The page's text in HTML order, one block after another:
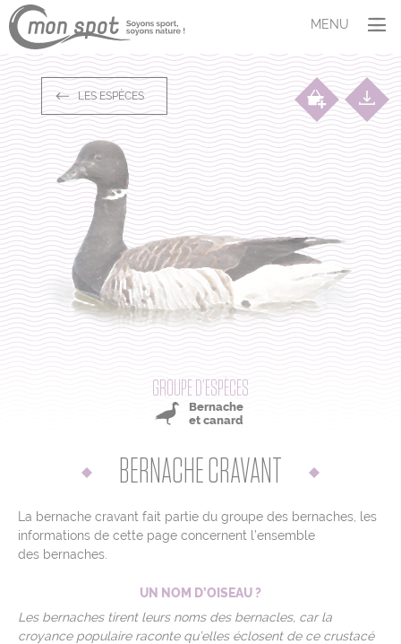
MENU
SITUER
COMPRENDRE
Les espèces
Aires marines protégées
Le dérangement
AGIR
Témoigner
M’adapter
S’investir
ET VOUS ?
Profil
Liens & Partenaires
Crédits photos et cartos
ressources pédagogiques
LES ESPÈCES
GROUPE D’ESPÈCES
Bernache
et canard
BERNACHE CRAVANT
La bernache cravant fait partie du groupe des bernaches, les
informations de cette page concernent l’ensemble
des bernaches.
UN NOM D’OISEAU ?
Les bernaches tirent leurs noms des bernacles, car la
croyance populaire raconte qu’elles éclosent de ce crustacé
Panneau de gestion des cookies